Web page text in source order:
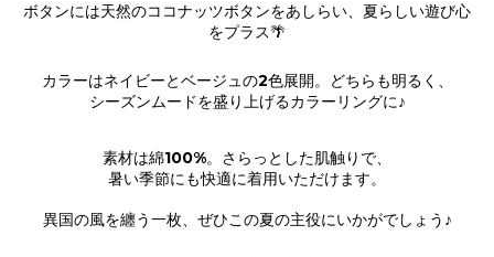
ボタンには天然のココナッツボタンをあしらい、夏らしい遊び心
をプラス🌴
カラーはネイビーとベージュの2色展開。どちらも明るく、
シーズンムードを盛り上げるカラーリングに♪
素材は綿100%。さらっとした肌触りで、
暑い季節にも快適に着用いただけます。
異国の風を纏う一枚、ぜひこの夏の主役にいかがでしょう♪